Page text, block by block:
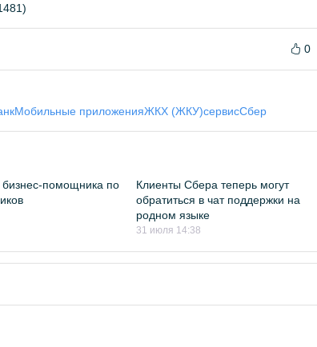
0
Мобильные приложенияЖКХ (ЖКУ)сервисСбер
бизнес-помощника по
Клиенты Сбера теперь могут
обратиться в чат поддержки на
родном языке
31 июля 14:38